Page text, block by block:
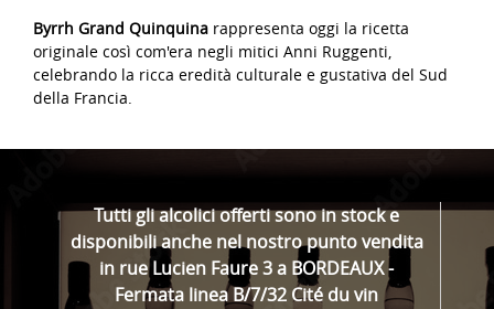
Byrrh Grand Quinquina rappresenta oggi la ricetta
originale così com'era negli mitici Anni Ruggenti,
celebrando la ricca eredità culturale e gustativa del Sud
della Francia.
Tutti gli alcolici offerti sono in stock e
disponibili anche nel nostro punto vendita
in rue Lucien Faure 3 a BORDEAUX -
Fermata linea B/7/32 Cité du vin